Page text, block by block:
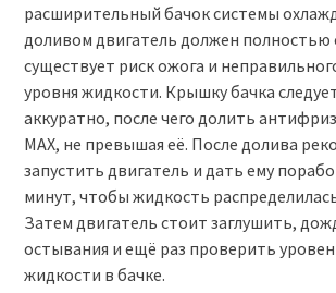
расширительный бачок системы
доливом двигатель должен полностью
существует риск ожога и
уровня жидкости. Крышку бачка
аккуратно, после чего долить
MAX, не превышая её. После долива
запустить двигатель и дать ему
минут, чтобы жидкость
Затем двигатель стоит заглушить,
остывания и ещё раз проверить
жидкости в бачке.